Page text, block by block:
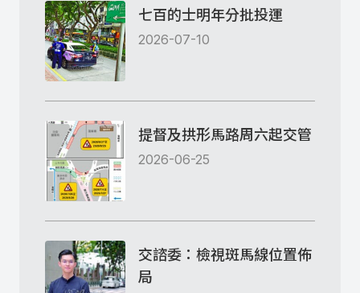
七百的士明年分批投運
2026-07-10
提督及拱形馬路周六起交管
2026-06-25
交諮委：檢視斑馬線位置佈
局